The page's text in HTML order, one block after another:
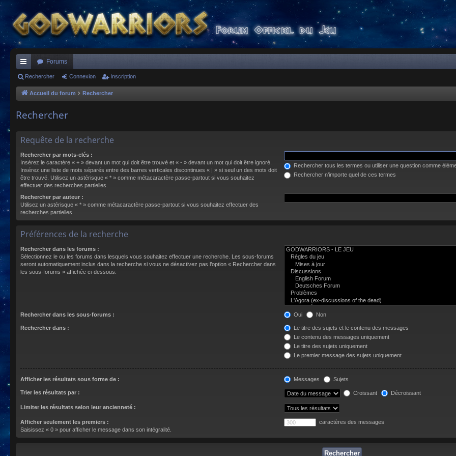
ac
co
s
Forums
Rechercher Connexion Inscription
Accueil du forum Rechercher
Rechercher
Requête de la recherche
Rechercher par mots-clés :
Insérez le caractère « + » devant un mot qui doit être trouvé et « - » devant un mot qui doit être ignoré.
Insérez une liste de mots séparés entre des barres verticales discontinues « | » si seul un des mots doit
être trouvé. Utilisez un astérisque « * » comme métacaractère passe-partout si vous souhaitez
effectuer des recherches partielles.
Rechercher tous les termes ou utiliser une question comme
Rechercher n’importe quel de ces termes
Rechercher par auteur :
Utilisez un astérisque « * » comme métacaractère passe-partout si vous souhaitez effectuer des
recherches partielles.
Préférences de la recherche
Rechercher dans les forums :
Sélectionnez le ou les forums dans lesquels vous souhaitez effectuer une recherche. Les sous-forums
seront automatiquement inclus dans la recherche si vous ne désactivez pas l’option « Rechercher dans
les sous-forums » affichée ci-dessous.
Rechercher dans les sous-forums : Oui Non
Rechercher dans :
Le titre des sujets et le contenu des messages
Le contenu des messages uniquement
Le titre des sujets uniquement
Le premier message des sujets uniquement
Afficher les résultats sous forme de : Messages Sujets
Trier les résultats par : Croissant Décroissant
Limiter les résultats selon leur ancienneté :
Afficher seulement les premiers :
Saisissez « 0 » pour afficher le message dans son intégralité.
caractères des messages